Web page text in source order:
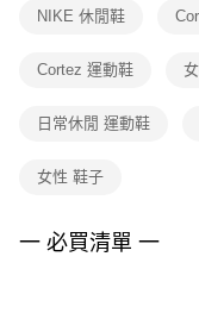
客戶支援中心」
https://
１．透過由恩沛科技股份
權轉讓予恩沛科技股份有
３．未成年的使用者請事
４．使用「AFTEE先享後
NIKE 休閒鞋
Cortez 運動鞋
日常休閒 運動鞋
女性 鞋子
一 必買清單 一